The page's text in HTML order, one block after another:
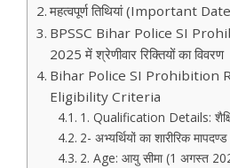
महत्वपूर्ण तिथियां (Important
BPSSC Bihar Police SI
2025 में श्रेणीवार रिक्तियों का विवरण
Bihar Police SI Prohibition
Eligibility Criteria
1. Qualification Details:
2- अभ्यर्थियों का शारीरिक मापदण्ड
2. Age: आयु सीमा (1 अगस्त